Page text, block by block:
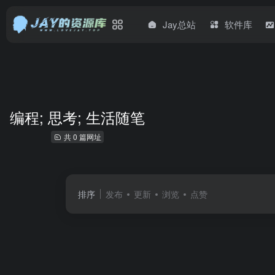
Jay总站 软件库
编程; 思考; 生活随笔
共 0 篇网址
排序 发布 更新 浏览 点赞